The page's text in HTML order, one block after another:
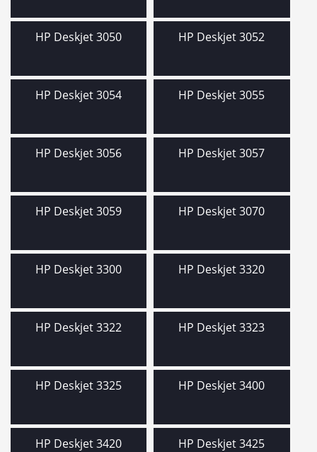
HP Deskjet 3050 HP Deskjet 3052
HP Deskjet 3054 HP Deskjet 3055
HP Deskjet 3056 HP Deskjet 3057
HP Deskjet 3059 HP Deskjet 3070
HP Deskjet 3300 HP Deskjet 3320
HP Deskjet 3322 HP Deskjet 3323
HP Deskjet 3325 HP Deskjet 3400
HP Deskjet 3420 HP Deskjet 3425